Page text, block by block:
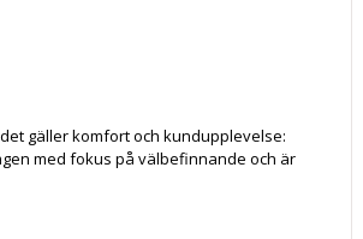
gäller komfort och kundupplevelse:
med fokus på välbefinnande och är